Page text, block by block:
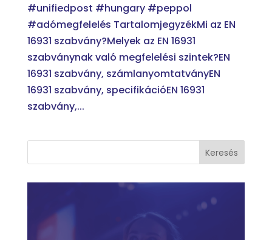
#unifiedpost #hungary #peppol
#adómegfelelés TartalomjegyzékMi az EN
16931 szabvány?Melyek az EN 16931
szabványnak való megfelelési szintek?EN
16931 szabvány, számlanyomtatványEN
16931 szabvány, specifikációEN 16931
szabvány,...